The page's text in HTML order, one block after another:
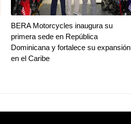
BERA Motorcycles inaugura su
primera sede en República
Dominicana y fortalece su expansión
en el Caribe